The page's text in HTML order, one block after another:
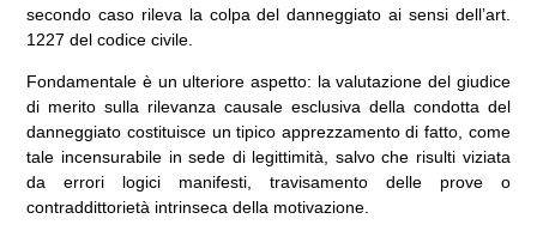
secondo caso rileva la colpa del danneggiato ai sensi dell’art.
1227 del codice civile.
Fondamentale è un ulteriore aspetto: la valutazione del giudice
di merito sulla rilevanza causale esclusiva della condotta del
danneggiato costituisce un tipico apprezzamento di fatto, come
tale incensurabile in sede di legittimità, salvo che risulti viziata
da errori logici manifesti, travisamento delle prove o
contraddittorietà intrinseca della motivazione.